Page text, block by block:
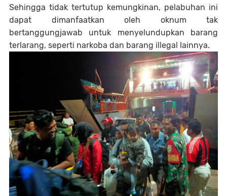
Sehingga tidak tertutup kemungkinan, pelabuhan ini
dapat dimanfaatkan oleh oknum tak
bertanggungjawab untuk menyelundupkan barang
terlarang, seperti narkoba dan barang illegal lainnya.